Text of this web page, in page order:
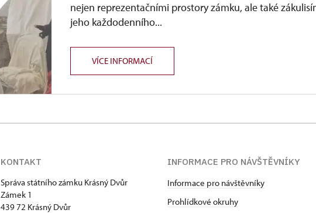
nejen reprezentačními prostory zámku, ale také
jeho každodenního...
VÍCE INFORMACÍ
KONTAKT
Správa státního zámku Krásný Dvůr
Zámek 1
439 72 Krásný Dvůr
INFORMACE PRO NÁVŠTĚVNÍKY
Informace pro návštěvníky
Prohlídkové okruhy